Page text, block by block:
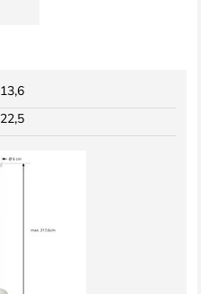
13,6
22,5